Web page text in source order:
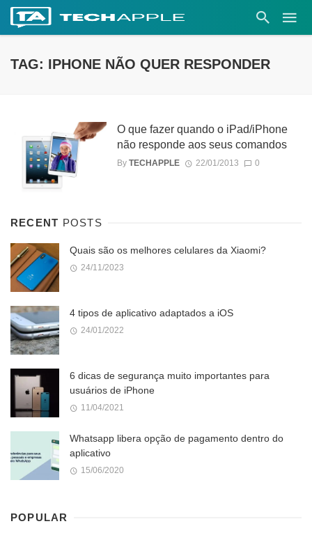
TAG: IPHONE NÃO QUER RESPONDER
O que fazer quando o iPad/iPhone
não responde aos seus comandos
By TECHAPPLE 22/01/2013 0
RECENT POSTS
Quais são os melhores celulares da Xiaomi?
24/11/2023
4 tipos de aplicativo adaptados a iOS
24/01/2022
6 dicas de segurança muito importantes para
usuários de iPhone
11/04/2021
Whatsapp libera opção de pagamento dentro do
aplicativo
15/06/2020
POPULAR